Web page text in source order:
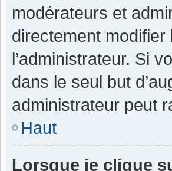
modérateurs et
directement modifier
l’administrateur. Si
dans le seul but
administrateur peut
Haut
Lorsque je clique